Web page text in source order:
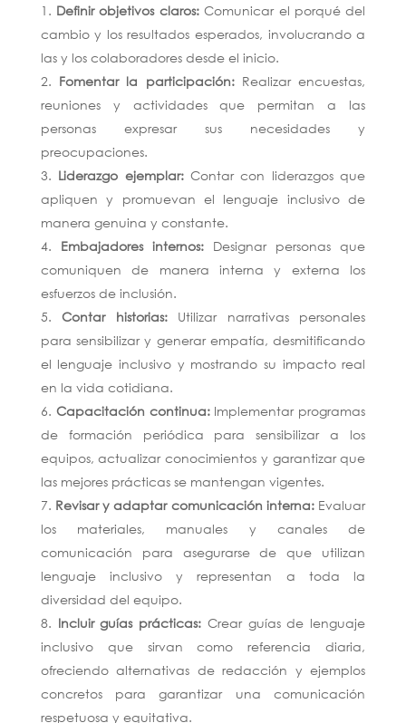
Definir objetivos claros:Comunicar el porqué del
cambio y los resultados esperados, involucrando a
las y los colaboradores desde el inicio.
Fomentar la participación:Realizar encuestas,
reuniones y actividades que permitan a las
personas expresar sus necesidades y
preocupaciones.
Liderazgo ejemplar:Contar con liderazgos que
apliquen y promuevan el lenguaje inclusivo de
manera genuina y constante.
Embajadores internos:Designar personas que
comuniquen de manera interna y externa los
esfuerzos de inclusión.
Contar historias:Utilizar narrativas personales
para sensibilizar y generar empatía, desmitificando
el lenguaje inclusivo y mostrando su impacto real
en la vida cotidiana.
Capacitación continua:Implementar programas
de formación periódica para sensibilizar a los
equipos, actualizar conocimientos y garantizar que
las mejores prácticas se mantengan vigentes.
Revisar y adaptar comunicación interna:Evaluar
los materiales, manuales y canales de
comunicación para asegurarse de que utilizan
lenguaje inclusivo y representan a toda la
diversidad del equipo.
Incluir guías prácticas: Crear guías de lenguaje
inclusivo que sirvan como referencia diaria,
ofreciendo alternativas de redacción y ejemplos
concretos para garantizar una comunicación
respetuosa y equitativa.